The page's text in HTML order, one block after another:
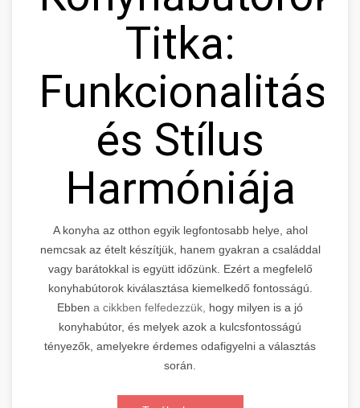
Titka:
Funkcionalitás
és Stílus
Harmóniája
A konyha az otthon egyik legfontosabb helye, ahol
nemcsak az ételt készítjük, hanem gyakran a családdal
vagy barátokkal is együtt időzünk. Ezért a megfelelő
konyhabútorok kiválasztása kiemelkedő fontosságú.
Ebben a cikkben felfedezzük, hogy milyen is a jó
konyhabútor, és melyek azok a kulcsfontosságú
tényezők, amelyekre érdemes odafigyelni a választás
során.